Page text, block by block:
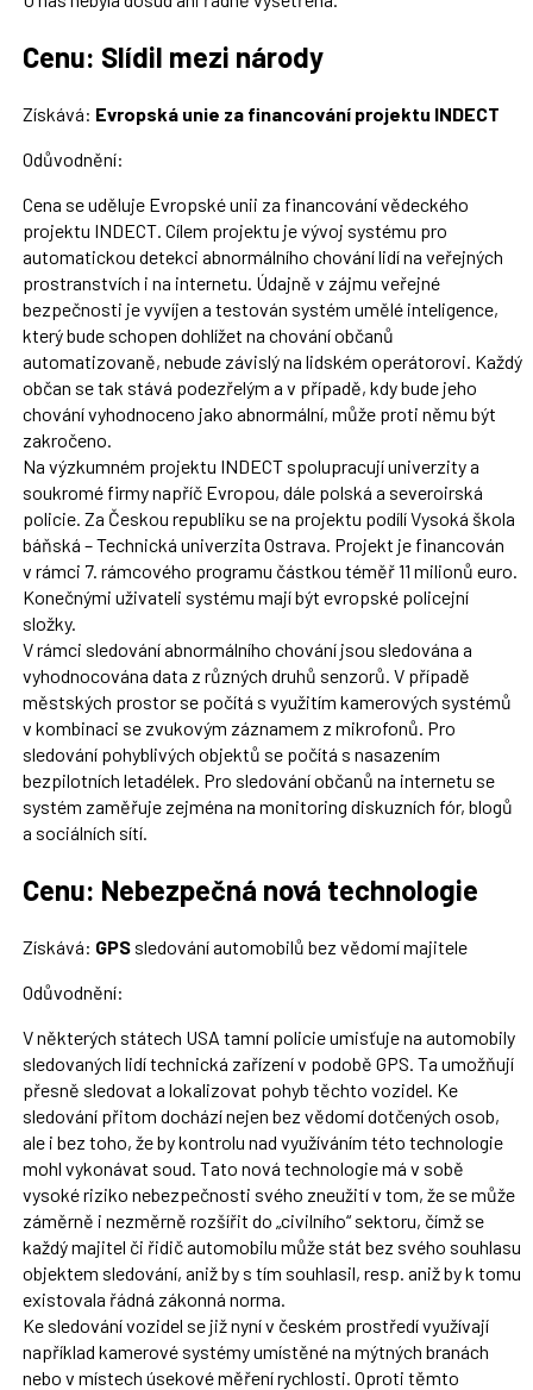
Cenu: Slídil mezi národy
Získává: Evropská unie za financování projektu INDECT
Odůvodnění:
Cena se uděluje Evropské unii za financování vědeckého
projektu INDECT. Cílem projektu je vývoj systému pro
automatickou detekci abnormálního chování lidí na veřejných
prostranstvích i na internetu. Údajně v zájmu veřejné
bezpečnosti je vyvíjen a testován systém umělé inteligence,
který bude schopen dohlížet na chování občanů
automatizovaně, nebude závislý na lidském operátorovi. Každý
občan se tak stává podezřelým a v případě, kdy bude jeho
chování vyhodnoceno jako abnormální, může proti němu být
zakročeno.
Na výzkumném projektu INDECT spolupracují univerzity a
soukromé firmy napříč Evropou, dále polská a severoirská
policie. Za Českou republiku se na projektu podílí Vysoká škola
báňská – Technická univerzita Ostrava. Projekt je financován
v rámci 7. rámcového programu částkou téměř 11 milionů euro.
Konečnými uživateli systému mají být evropské policejní
složky.
V rámci sledování abnormálního chování jsou sledována a
vyhodnocována data z různých druhů senzorů. V případě
městských prostor se počítá s využitím kamerových systémů
v kombinaci se zvukovým záznamem z mikrofonů. Pro
sledování pohyblivých objektů se počítá s nasazením
bezpilotních letadélek. Pro sledování občanů na internetu se
systém zaměřuje zejména na monitoring diskuzních fór, blogů
a sociálních sítí.
Cenu: Nebezpečná nová technologie
Získává: GPSsledování automobilů bez vědomí majitele
Odůvodnění:
V některých státech USA tamní policie umisťuje na automobily
sledovaných lidí technická zařízení v podobě GPS. Ta umožňují
přesně sledovat a lokalizovat pohyb těchto vozidel. Ke
sledování přitom dochází nejen bez vědomí dotčených osob,
ale i bez toho, že by kontrolu nad využíváním této technologie
mohl vykonávat soud. Tato nová technologie má v sobě
vysoké riziko nebezpečnosti svého zneužití v tom, že se může
záměrně i nezměrně rozšířit do „civilního“ sektoru, čímž se
každý majitel či řidič automobilu může stát bez svého souhlasu
objektem sledování, aniž by s tím souhlasil, resp. aniž by k tomu
existovala řádná zákonná norma.
Ke sledování vozidel se již nyní v českém prostředí využívají
například kamerové systémy umístěné na mýtných branách
nebo v místech úsekové měření rychlosti. Oproti těmto